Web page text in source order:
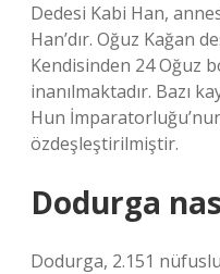
Dedesi Kabi Han,
Han’dır. Oğuz Kağan
Kendisinden 24 Oğuz
inanılmaktadır. Bazı
Hun
özdeşleştirilmiştir.
Dodurga
Dodurga, 2.151